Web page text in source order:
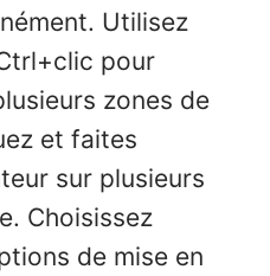
Utilisez
pour
zones de
et faites
sur plusieurs
Choisissez
de mise en